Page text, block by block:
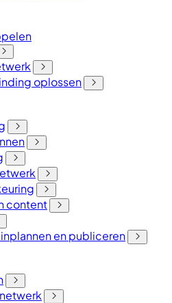
oplossen
content
en publiceren